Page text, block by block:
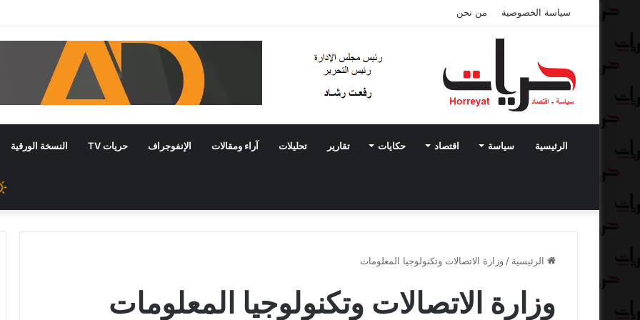
سياسة الخصوصية من نحن
الرئيسية سياسة اقتصاد حكايات تقارير تحليلات آراء ومقالات الإنفوجراف حريات TV النسخة الورقية
الرئيسية / وزارة الاتصالات وتكنولوجيا المعلومات
وزارة الاتصالات وتكنولوجيا المعلومات